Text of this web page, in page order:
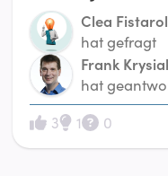
Clea Fistarol
hat gefragt
Frank
hat
3
1 0